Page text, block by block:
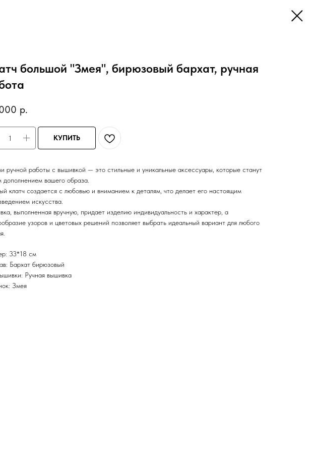
большой "Змея", бирюзовый бархат, ручная
р.
КУПИТЬ
ручной работы с вышивкой — это стильные и уникальные аксессуары, которые станут
дополнением вашего образа.
клатч создается с любовью и вниманием к деталям, что делает его настоящим
искусства.
выполненная вручную, придает изделию индивидуальность и характер, а
узоров и цветовых решений позволяет выбрать идеальный вариант для любого
33*18 см
Бархат бирюзовый
Ручная вышивка
Змея